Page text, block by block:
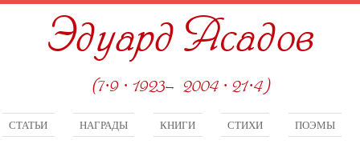
Эдуард Асадов
(7·9 · 1923—2004 · 21·4)
СТАТЬИ НАГРАДЫ КНИГИ СТИХИ ПОЭМЫ